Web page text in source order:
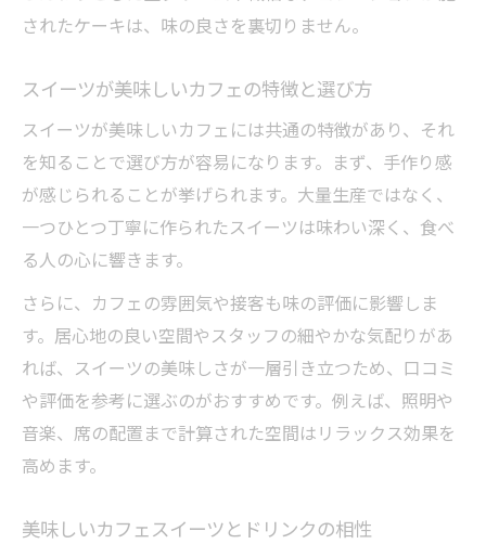
されたケーキは、味の良さを裏切りません。
スイーツが美味しいカフェの特徴と選び方
スイーツが美味しいカフェには共通の特徴があり、それ
を知ることで選び方が容易になります。まず、手作り感
が感じられることが挙げられます。大量生産ではなく、
一つひとつ丁寧に作られたスイーツは味わい深く、食べ
る人の心に響きます。
さらに、カフェの雰囲気や接客も味の評価に影響しま
す。居心地の良い空間やスタッフの細やかな気配りがあ
れば、スイーツの美味しさが一層引き立つため、口コミ
や評価を参考に選ぶのがおすすめです。例えば、照明や
音楽、席の配置まで計算された空間はリラックス効果を
高めます。
美味しいカフェスイーツとドリンクの相性